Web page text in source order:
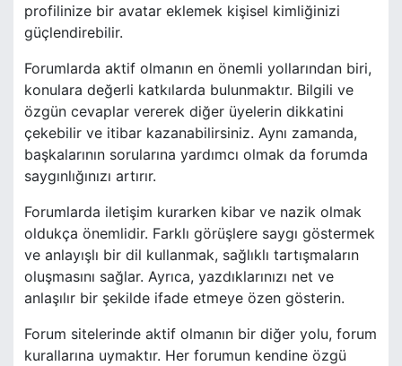
profilinize bir avatar eklemek kişisel kimliğinizi
güçlendirebilir.
Forumlarda aktif olmanın en önemli yollarından biri,
konulara değerli katkılarda bulunmaktır. Bilgili ve
özgün cevaplar vererek diğer üyelerin dikkatini
çekebilir ve itibar kazanabilirsiniz. Aynı zamanda,
başkalarının sorularına yardımcı olmak da forumda
saygınlığınızı artırır.
Forumlarda iletişim kurarken kibar ve nazik olmak
oldukça önemlidir. Farklı görüşlere saygı göstermek
ve anlayışlı bir dil kullanmak, sağlıklı tartışmaların
oluşmasını sağlar. Ayrıca, yazdıklarınızı net ve
anlaşılır bir şekilde ifade etmeye özen gösterin.
Forum sitelerinde aktif olmanın bir diğer yolu, forum
kurallarına uymaktır. Her forumun kendine özgü